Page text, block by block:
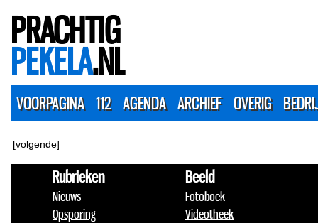
PRACHTIG
PEKELA.NL
VOORPAGINA 112 AGENDA ARCHIEF OVERIG
[volgende]
Rubrieken
Nieuws
Opsporing
Beeld
Fotoboek
Videotheek